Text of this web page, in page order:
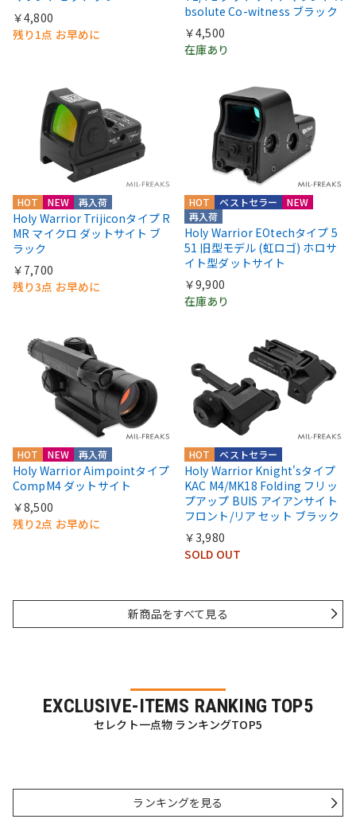
￥4,800
残り1点 お早めに
bsolute Co-witness ブラック
￥4,500
在庫あり
HOT NEW 再入荷
Holy Warrior Trijiconタイプ R
MR マイクロ ダットサイト ブ
ラック
￥7,700
残り3点 お早めに
HOT
NEW
再入荷
ベストセラー
Holy Warrior EOtechタイプ 5
51 旧型モデル (虹ロゴ) ホロサ
イト型ダットサイト
￥9,900
在庫あり
HOT NEW 再入荷
Holy Warrior Aimpointタイプ
CompM4 ダットサイト
￥8,500
残り2点 お早めに
HOT ベストセラー
Holy Warrior Knight'sタイプ
KAC M4/MK18 Folding フリッ
プアップ BUIS アイアンサイト
フロント/リア セット ブラック
￥3,980
SOLD OUT
新商品をすべて見る
EXCLUSIVE-ITEMS RANKING TOP5
セレクト一点物 ランキングTOP5
ランキングを見る